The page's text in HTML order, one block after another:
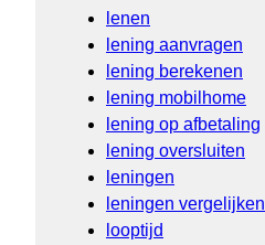
lenen
lening aanvragen
lening berekenen
lening mobilhome
lening op afbetaling
lening oversluiten
leningen
leningen vergelijken
looptijd